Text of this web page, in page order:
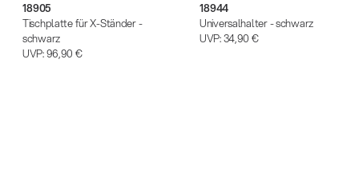
18905
Tischplatte für X-Ständer -
schwarz
UVP:96,90 €
18944
Universalhalter - schwarz
UVP:34,90 €